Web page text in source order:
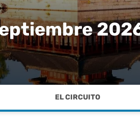
EL CIRCUITO